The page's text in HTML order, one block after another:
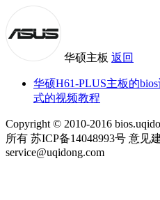
华硕主板 返回
华硕H61-PLUS主板的
式的视频教程
Copyright © 2010-2016
所有 苏ICP备14048993号 意见
service@uqidong.com